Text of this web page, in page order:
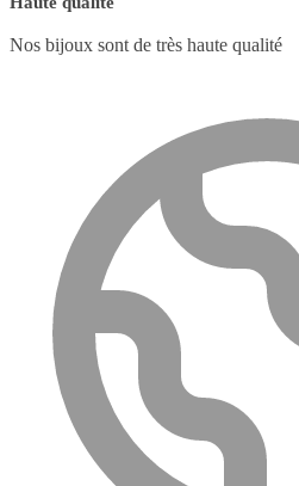
Nos bijoux sont de très haute qualité